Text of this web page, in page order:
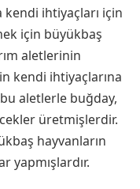
kendi ihtiyaçları için
için büyükbaş
aletlerinin
kendi ihtiyaçlarına
bu aletlerle buğday,
üretmişlerdir.
hayvanların
yapmışlardır.